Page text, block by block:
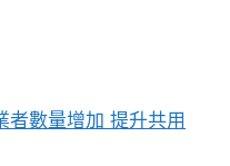
者數量增加 提升共用